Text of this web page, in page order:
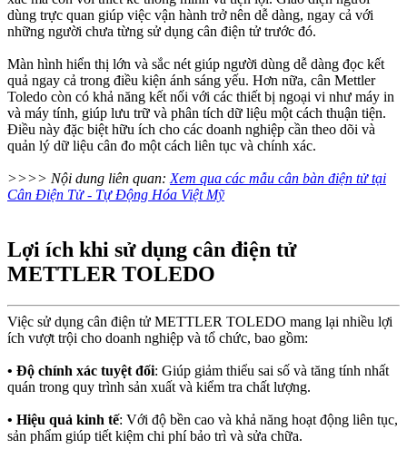
dùng trực quan giúp việc vận hành trở nên dễ dàng, ngay cả với
những người chưa từng sử dụng cân điện tử trước đó.
Màn hình hiển thị lớn và sắc nét giúp người dùng dễ dàng đọc kết
quả ngay cả trong điều kiện ánh sáng yếu. Hơn nữa, cân Mettler
Toledo còn có khả năng kết nối với các thiết bị ngoại vi như máy in
và máy tính, giúp lưu trữ và phân tích dữ liệu một cách thuận tiện.
Điều này đặc biệt hữu ích cho các doanh nghiệp cần theo dõi và
quản lý dữ liệu cân đo một cách liên tục và chính xác.
>>>> Nội dung liên quan: Xem qua các mẫu cân bàn điện tử tại
Cân Điện Tử - Tự Động Hóa Việt Mỹ
Lợi ích khi sử dụng cân điện tử
METTLER TOLEDO
Việc sử dụng cân điện tử METTLER TOLEDO mang lại nhiều lợi
ích vượt trội cho doanh nghiệp và tổ chức, bao gồm:
• Độ chính xác tuyệt đối: Giúp giảm thiểu sai số và tăng tính nhất
quán trong quy trình sản xuất và kiểm tra chất lượng.
• Hiệu quả kinh tế: Với độ bền cao và khả năng hoạt động liên tục,
sản phẩm giúp tiết kiệm chi phí bảo trì và sửa chữa.